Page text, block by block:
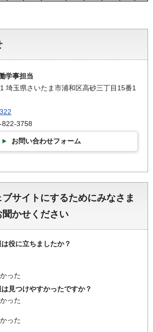
学事担当
埼玉県さいたま市浦和区高砂三丁目15番1
822-3758
お問い合わせフォーム
サイトにするためにみなさま
かせください
役に立ちましたか？
った
見つけやすかったですか？
った
った